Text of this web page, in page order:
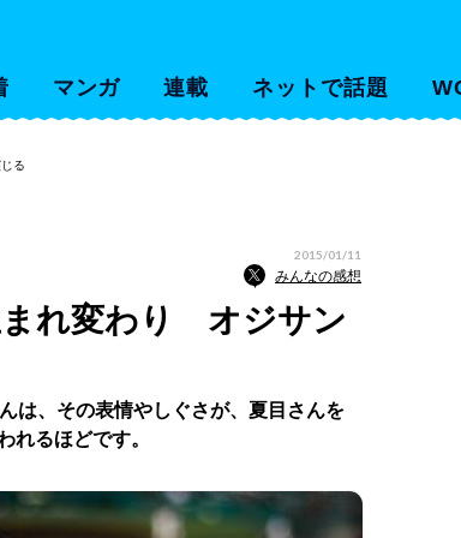
マンガ 連載 ネットで話題
る
2015/01/11
みんなの感想
まれ変わり オジサン
は、その表情やしぐさが、夏目さんを
れるほどです。